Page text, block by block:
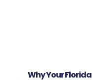
Why Your Florida